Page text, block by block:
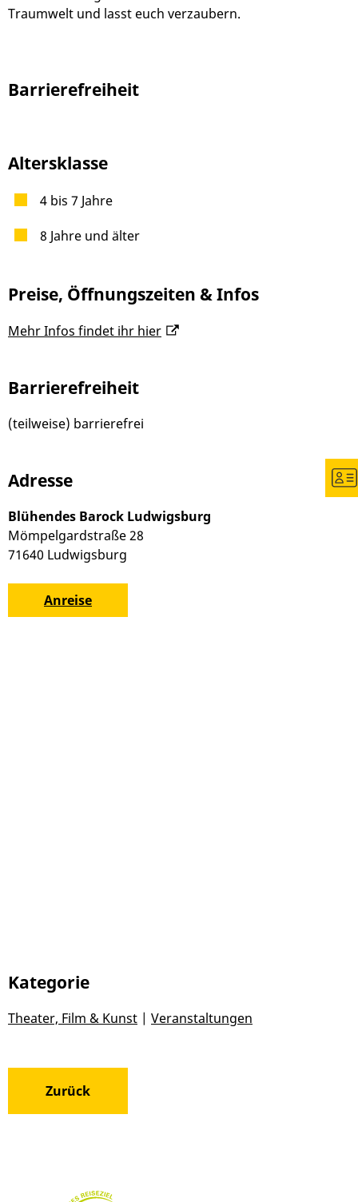
Traumwelt und lasst euch verzaubern.
Barrierefreiheit
Altersklasse
4 bis 7 Jahre
8 Jahre und älter
Preise, Öffnungszeiten & Infos
Mehr Infos findet ihr hier
Barrierefreiheit
(teilweise) barrierefrei
Adresse
Blühendes Barock Ludwigsburg
Mömpelgardstraße 28
71640 Ludwigsburg
Anreise
Kategorie
Theater, Film & Kunst | Veranstaltungen
Zurück